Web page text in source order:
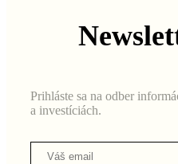
Prihláste sa na odber
a investíciách.